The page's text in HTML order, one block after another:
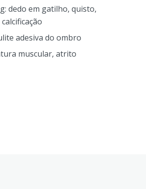
dedo em gatilho, quisto,
adesiva do ombro
muscular, atrito